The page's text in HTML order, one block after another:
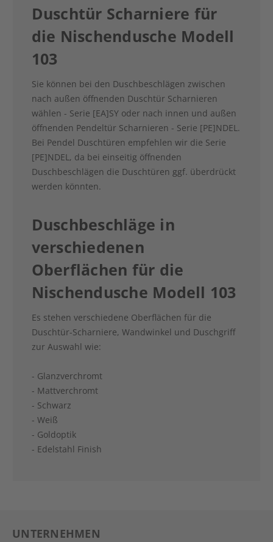
Duschtür Scharniere für
die Nischendusche Modell
103
Sie können bei den Duschbeschlägen zwischen
nach außen öffnenden Duschtür Scharnieren
wählen - Serie [EA]SY oder nach innen und außen
öffnenden Pendeltür Scharnieren - Serie [PE]NDEL.
Bei Pendel Duschtüren empfehlen wir die Serie
[PE]NDEL, da bei einseitig öffnenden
Duschbeschlägen die Duschtüren ggf. überdrückt
werden könnten.
Duschbeschläge in
verschiedenen
Oberflächen für die
Nischendusche Modell 103
Es stehen verschiedene Oberflächen für die
Duschtür-Scharniere, Wandwinkel und Duschgriff
zur Auswahl wie:
- Glanzverchromt
- Mattverchromt
- Schwarz
- Weiß
- Goldoptik
- Edelstahl Finish
UNTERNEHMEN